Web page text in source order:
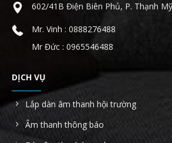
602/41B Điện Biên Phủ, P. Thạnh
Mr. Vinh : 0888276488
Mr Đức : 0965546488
DỊCH VỤ
Lắp dàn âm thanh hội trường
Âm thanh thông báo